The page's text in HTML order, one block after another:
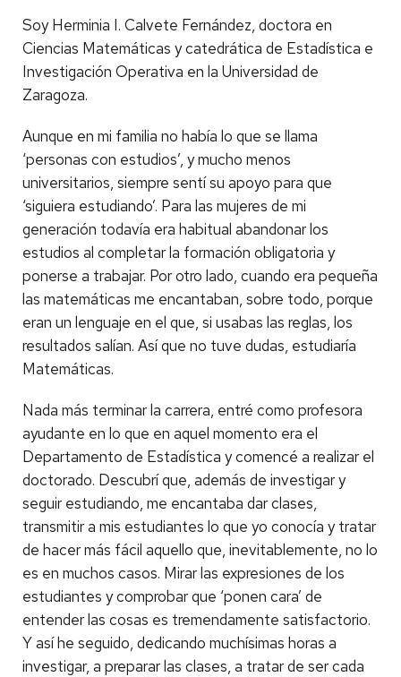
Soy Herminia I. Calvete Fernández, doctora en
Ciencias Matemáticas y catedrática de Estadística e
Investigación Operativa en la Universidad de
Zaragoza.
Aunque en mi familia no había lo que se llama
‘personas con estudios’, y mucho menos
universitarios, siempre sentí su apoyo para que
‘siguiera estudiando’. Para las mujeres de mi
generación todavía era habitual abandonar los
estudios al completar la formación obligatoria y
ponerse a trabajar. Por otro lado, cuando era pequeña
las matemáticas me encantaban, sobre todo, porque
eran un lenguaje en el que, si usabas las reglas, los
resultados salían. Así que no tuve dudas, estudiaría
Matemáticas.
Nada más terminar la carrera, entré como profesora
ayudante en lo que en aquel momento era el
Departamento de Estadística y comencé a realizar el
doctorado. Descubrí que, además de investigar y
seguir estudiando, me encantaba dar clases,
transmitir a mis estudiantes lo que yo conocía y tratar
de hacer más fácil aquello que, inevitablemente, no lo
es en muchos casos. Mirar las expresiones de los
estudiantes y comprobar que ‘ponen cara’ de
entender las cosas es tremendamente satisfactorio.
Y así he seguido, dedicando muchísimas horas a
investigar, a preparar las clases, a tratar de ser cada